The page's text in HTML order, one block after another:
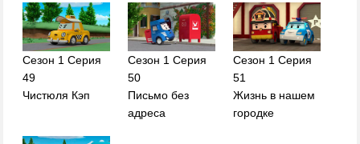
Сезон 1 Серия
49
Чистюля Кэп
Сезон 1 Серия
50
Письмо без
адреса
Сезон 1 Серия
51
Жизнь в нашем
городке